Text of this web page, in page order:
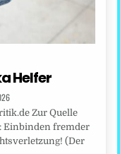
Helfer
Zur Quelle
Einbinden fremder
(Der